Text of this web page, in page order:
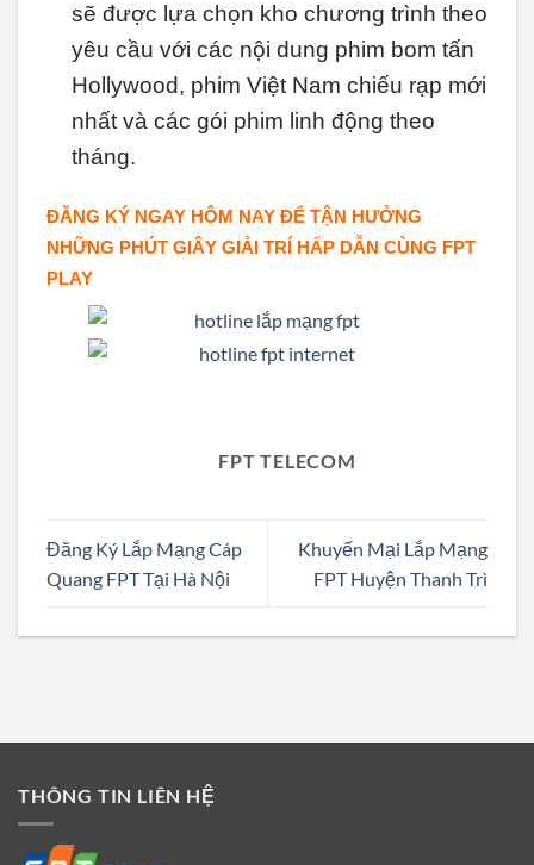
sẽ được lựa chọn kho chương trình theo
yêu cầu với các nội dung phim bom tấn
Hollywood, phim Việt Nam chiếu rạp mới
nhất và các gói phim linh động theo
tháng.
ĐĂNG KÝ NGAY HÔM NAY ĐỂ TẬN HƯỞNG
NHỮNG PHÚT GIÂY GIẢI TRÍ HẤP DẪN CÙNG FPT
PLAY
FPT TELECOM
Đăng Ký Lắp Mạng Cáp
Quang FPT Tại Hà Nội
Khuyến Mại Lắp Mạng
FPT Huyện Thanh Trì
THÔNG TIN LIÊN HỆ